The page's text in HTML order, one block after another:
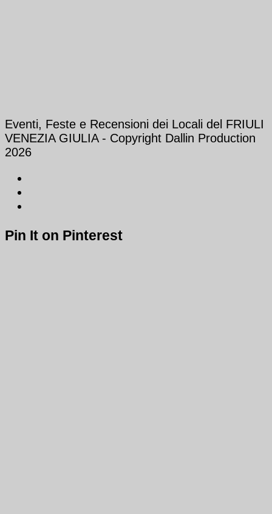
Eventi, Feste e Recensioni dei Locali del FRIULI
VENEZIA GIULIA - Copyright Dallin Production
2026
Pin It on Pinterest